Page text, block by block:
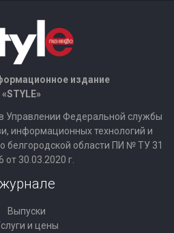
издание
«STYLE»
Управлении Федеральной службы
информационных технологий и
белгородской области ПИ № ТУ 31
от 30.03.2020 г.
Выпуски
и цены